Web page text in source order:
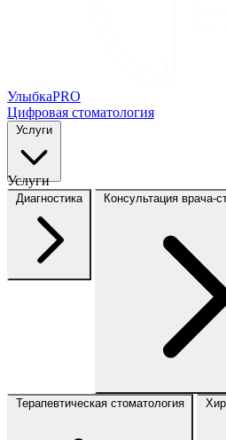
УлыбкаPRO
Цифровая стоматология
Услуги
Услуги
Диагностика Консультация врача-
Терапевтическая стоматология